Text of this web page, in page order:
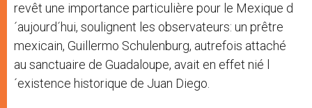
revêt une importance particulière pour le Mexique d
´aujourd´hui, soulignent les observateurs: un prêtre
mexicain, Guillermo Schulenburg, autrefois attaché
au sanctuaire de Guadaloupe, avait en effet nié l
´existence historique de Juan Diego.